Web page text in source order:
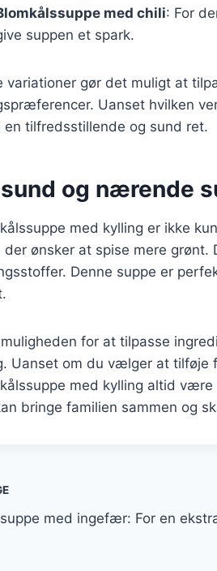
med chili: For
suppen et spark.
variationer gør det muligt at
Uanset hvilken
tilfredsstillende og sund ret.
sund og nærende
med kylling er ikke
der ønsker at spise mere grønt.
Denne suppe er
for at tilpasse
Uanset om du vælger at tilføje
med kylling altid
bringe familien sammen og
med ingefær: For en